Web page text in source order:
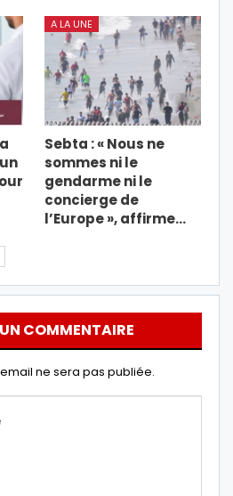
A LA UNE
Sebta : « Nous ne
sommes ni le
gendarme ni le
concierge de
l’Europe », affirme…
COMMENTAIRE
ne sera pas publiée.